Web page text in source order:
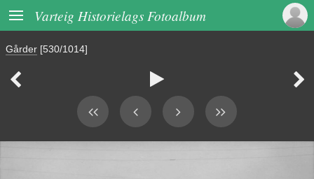
 Varteig Historielags Fotoalbum
Gårder [530/1014]
  